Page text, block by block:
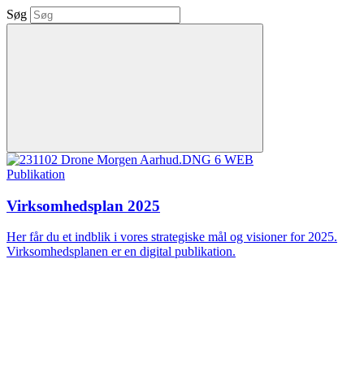
Søg
Publikation
Virksomhedsplan 2025
Her får du et indblik i vores strategiske mål og visioner for 2025.
Virksomhedsplanen er en digital publikation.